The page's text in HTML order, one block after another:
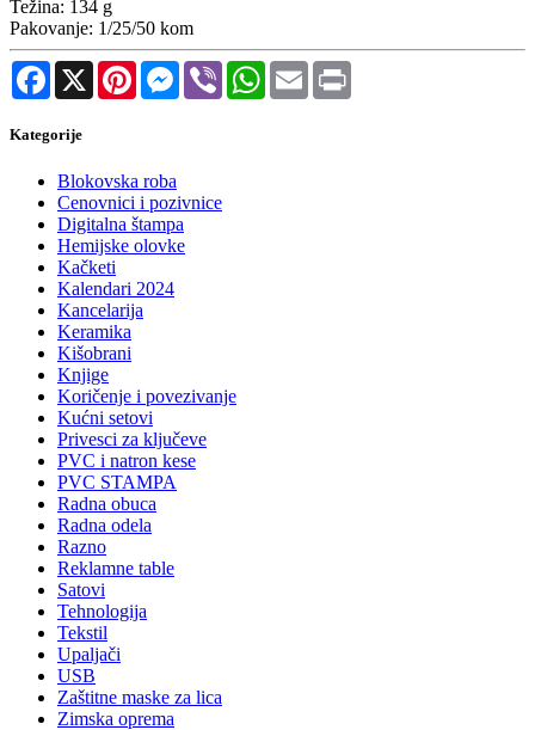
Težina: 134 g
Pakovanje: 1/25/50 kom
Facebook
X PinterestMessenger
Viber WhatsApp
Email
Kategorije
Blokovska roba
Cenovnici i pozivnice
Digitalna štampa
Hemijske olovke
Kačketi
Kalendari 2024
Kancelarija
Keramika
Kišobrani
Knjige
Koričenje i povezivanje
Kućni setovi
Privesci za ključeve
PVC i natron kese
PVC STAMPA
Radna obuca
Radna odela
Razno
Reklamne table
Satovi
Tehnologija
Tekstil
Upaljači
USB
Zaštitne maske za lica
Zimska oprema